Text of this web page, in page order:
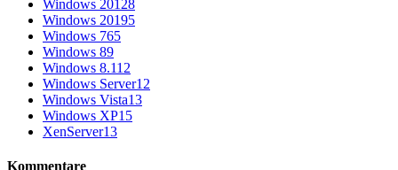
Windows 20128
Windows 20195
Windows 765
Windows 89
Windows 8.112
Windows Server12
Windows Vista13
Windows XP15
XenServer13
Kommentare